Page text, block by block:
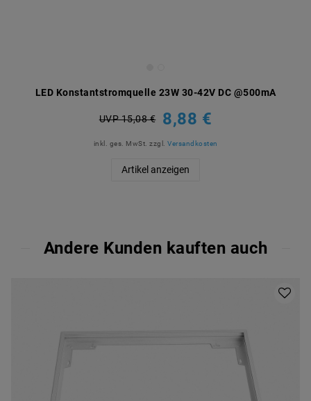
LED Konstantstromquelle 23W 30-42V DC @500mA
UVP 15,08 € 8,88 €
inkl. ges. MwSt. zzgl. Versandkosten
Artikel anzeigen
Andere Kunden kauften auch